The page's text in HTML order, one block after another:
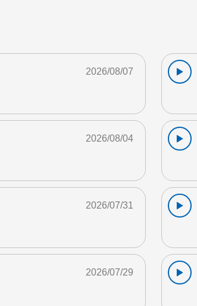
2026/08/07
2026/08/04
2026/07/31
2026/07/29